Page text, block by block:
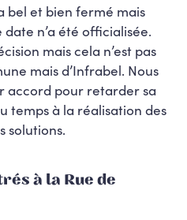
bel et bien fermé mais
n’a été officialisée.
mais cela n’est pas
mais d’Infrabel. Nous
accord pour retarder sa
temps à la réalisation des
solutions.
à la Rue de